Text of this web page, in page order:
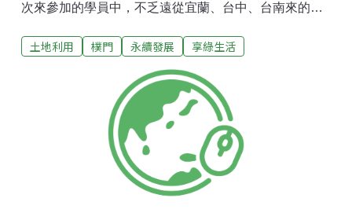
次來參加的學員中，不乏遠從宜蘭、台中、台南來的熱
縫、有人很會思考與記錄；其實，每個人都有自己拿手
要讓我們重回「雙手萬能」。民以食為天，自己的廚房
自己建廚房，是烹煮好料、連結起人情與飲食文化的場
所。在這個容易為了方便而浪費能源的時代，我們重新
思考，如何讓烹煮這件事，能夠從源頭減少耗能？許多
人都覺得要做自然建築不是件容易的事情，應該要自己
有塊地、應該要住在偏遠的地方、應該要十項全能。然
而，這次為期六天的都市自然爐灶工作坊，就是要讓大
土地利用 樸門 永續發展 享綠生活